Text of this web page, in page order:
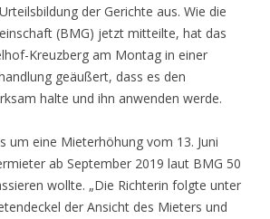
der Gerichte aus. Wie die
(BMG) jetzt mitteilte, hat das
Kreuzberg am Montag in einer
geäußert, dass es den
halte und ihn anwenden werde.
um eine Mieterhöhung vom 13. Juni
ab September 2019 laut BMG 50
wollte. „Die Richterin folgte unter
der Ansicht des Mieters und